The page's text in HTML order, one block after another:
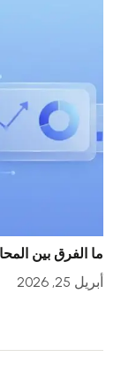
ما الفرق بين
أبريل 25, 2026